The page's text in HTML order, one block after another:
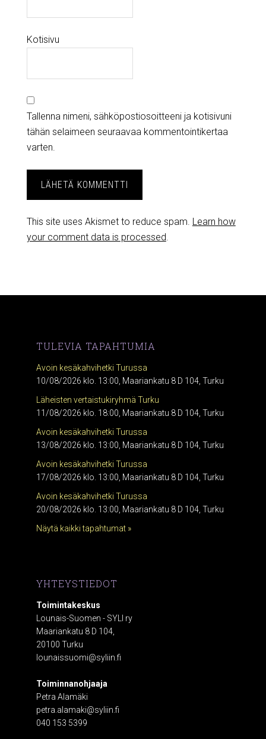
Kotisivu
Tallenna nimeni, sähköpostiosoitteeni ja kotisivuni
tähän selaimeen seuraavaa kommentointikertaa
varten.
This site uses Akismet to reduce spam. Learn how
your comment data is processed.
TULEVIA TAPAHTUMIA
Avoin kesäkahvihetki Turussa
10/08/2026 klo. 13:00, Maariankatu 8 D 104, Turku
Läheisten vertaistukiryhmä Turku
11/08/2026 klo. 18:00, Maariankatu 8 D 104, Turku
Avoin kesäkahvihetki Turussa
13/08/2026 klo. 13:00, Maariankatu 8 D 104, Turku
Avoin kesäkahvihetki Turussa
17/08/2026 klo. 13:00, Maariankatu 8 D 104, Turku
Avoin kesäkahvihetki Turussa
20/08/2026 klo. 13:00, Maariankatu 8 D 104, Turku
Näytä kaikki tapahtumat »
YHTEYSTIEDOT
Toimintakeskus
Lounais-Suomen - SYLI ry
Maariankatu 8 D 104,
20100 Turku
lounaissuomi@syliin.fi
Toiminnanohjaaja
Petra Alamäki
petra.alamaki@syliin.fi
040 153 5399